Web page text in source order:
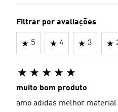
Filtrar por avaliações
5 4 3
muito bom produto
amo adidas melhor